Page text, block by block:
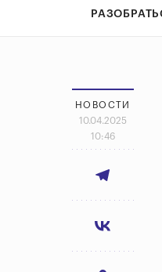
НОВОСТИ
10.04.2025
10:46